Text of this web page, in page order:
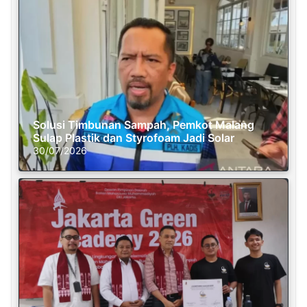
Solusi Timbunan Sampah, Pemkot Malang
Sulap Plastik dan Styrofoam Jadi Solar
30/07/2026